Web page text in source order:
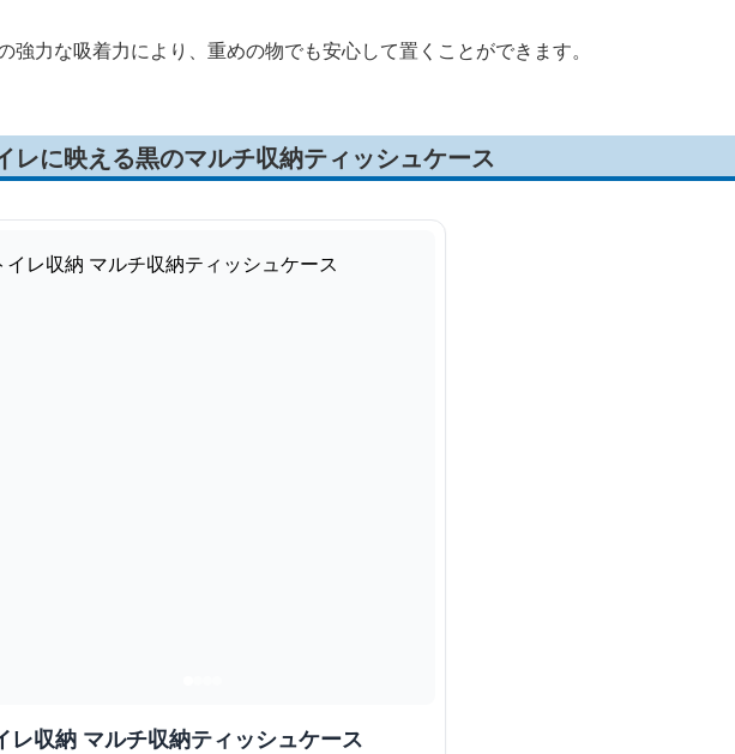
強力な吸着力により、重めの物でも安心して置くことができます。
レに映える黒のマルチ収納ティッシュケース
レ収納 マルチ収納ティッシュケース